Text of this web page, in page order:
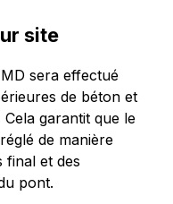
site
sera effectué
de béton et
Cela garantit que le
de manière
final et des
pont.